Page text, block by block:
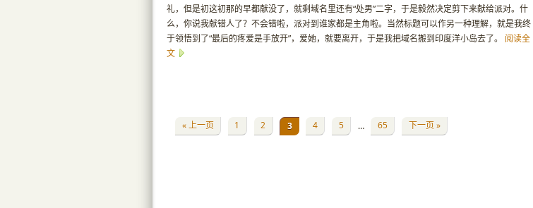
礼，但是初这初那的早都献没了，就剩域名里还有“处男”二字，于是毅然决定剪下来献给派对。什
么，你说我献错人了？不会错啦，派对到谁家都是主角啦。当然标题可以作另一种理解，就是我终
于领悟到了“最后的疼爱是手放开”，爱她，就要离开，于是我把域名搬到印度洋小岛去了。 阅读全
文
« 上一页 1 2 3 4 5 … 65 下一页 »